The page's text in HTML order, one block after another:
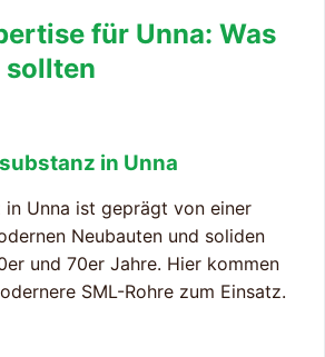
für Unna: Was
sollten
in Unna
in Unna ist geprägt von einer
Neubauten und soliden
und 70er Jahre. Hier kommen
SML-Rohre zum Einsatz.